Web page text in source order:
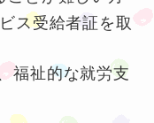
ス受給者証を取
福祉的な就労支